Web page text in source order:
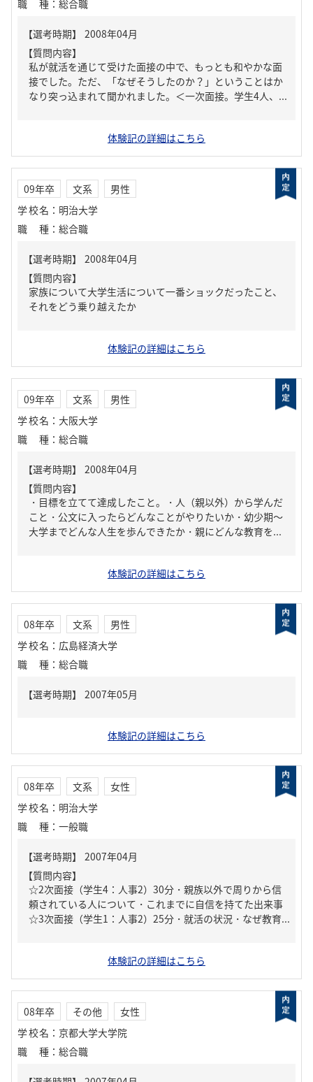
職種 ： 総合職
【質問内容】
私が就活を通じて受けた面接の中で、もっとも和やかな面
接でした。ただ、「なぜそうしたのか？」ということはか
なり突っ込まれて聞かれました。＜一次面接。学生4人、...
体験記の詳細はこちら
09年卒 文系
男性
学校名 ： 明治大学
職種 ： 総合職
【質問内容】
家族について大学生活について一番ショックだったこと、
それをどう乗り越えたか
体験記の詳細はこちら
09年卒 文系
男性
学校名 ： 大阪大学
職種 ： 総合職
【質問内容】
・目標を立てて達成したこと。・人（親以外）から学んだ
こと・公文に入ったらどんなことがやりたいか・幼少期～
大学までどんな人生を歩んできたか・親にどんな教育を...
体験記の詳細はこちら
08年卒 文系
男性
学校名 ： 広島経済大学
職種 ： 総合職
体験記の詳細はこちら
08年卒 文系
女性
学校名 ： 明治大学
職種 ： 一般職
【質問内容】
☆2次面接（学生4：人事2）30分・親族以外で周りから信
頼されている人について・これまでに自信を持てた出来事
☆3次面接（学生1：人事2）25分・就活の状況・なぜ教育...
体験記の詳細はこちら
08年卒 その他
女性
学校名 ： 京都大学大学院
職種 ： 総合職